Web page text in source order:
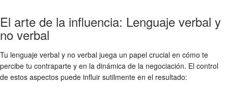
El arte de la influencia: Lenguaje verbal y
no verbal
Tu lenguaje verbal y no verbal juega un papel crucial en cómo te
percibe tu contraparte y en la dinámica de la negociación. El control
de estos aspectos puede influir sutilmente en el resultado: